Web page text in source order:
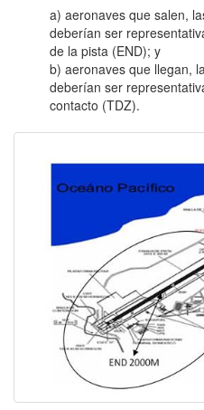
a) aeronaves que salen,
deberían ser
de la pista (END); y
b) aeronaves que llegan,
deberían ser
contacto (TDZ).